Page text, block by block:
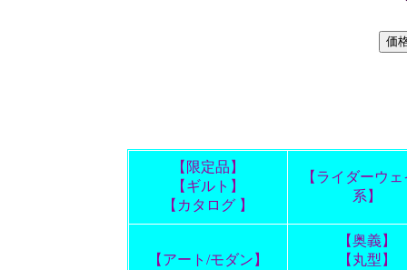
【限定品】
【ギルト】
【カタログ 】
【ライダーウ
系】
【アート/モダン】
【奥義】
【丸型】